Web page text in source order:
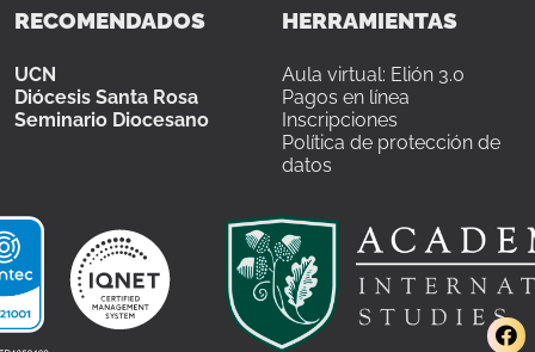
RECOMENDADOS
UCN
Diócesis Santa Rosa
Seminario Diocesano
HERRAMIENTAS
Aula virtual: Elión 3.0
Pagos en línea
Inscripciones
Política de protección de
datos